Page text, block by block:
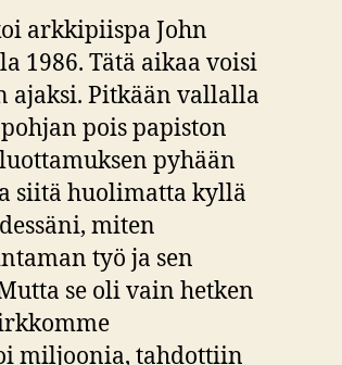
arkkipiispa John
1986. Tätä aikaa voisi
ajaksi. Pitkään vallalla
pois papiston
pyhään
siitä huolimatta kyllä
miten
työ ja sen
se oli vain hetken
miljoonia, tahdottiin